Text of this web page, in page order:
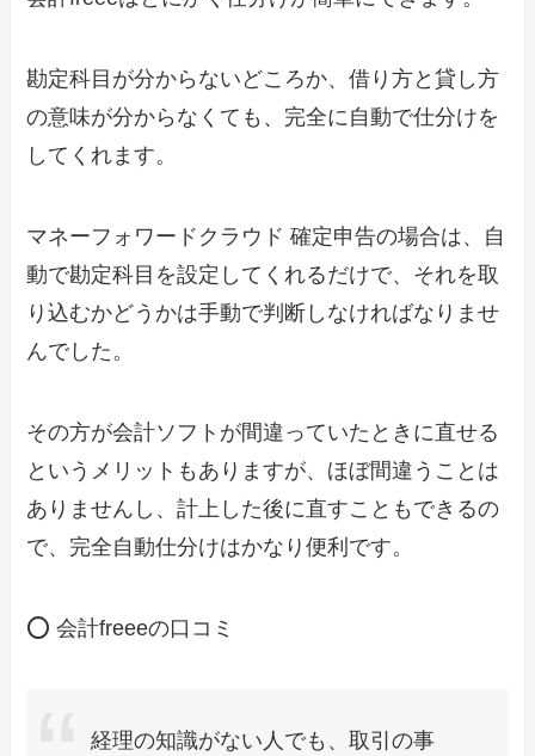
勘定科目が分からないどころか、借り方と貸し方
の意味が分からなくても、完全に自動で仕分けを
してくれます。
マネーフォワードクラウド 確定申告の場合は、自
動で勘定科目を設定してくれるだけで、それを取
り込むかどうかは手動で判断しなければなりませ
んでした。
その方が会計ソフトが間違っていたときに直せる
というメリットもありますが、ほぼ間違うことは
ありませんし、計上した後に直すこともできるの
で、完全自動仕分けはかなり便利です。
⭕ 会計freeeの口コミ
経理の知識がない人でも、取引の事